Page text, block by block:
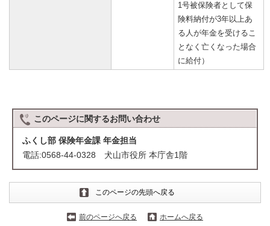
1号被保険者として保
険料納付が3年以上あ
る人が年金を受けるこ
となく亡くなった場合
に給付）
このページに関するお問い合わせ
ふくし部 保険年金課 年金担当
電話:0568-44-0328 犬山市役所 本庁舎1階
このページの先頭へ戻る
前のページへ戻る ホームへ戻る